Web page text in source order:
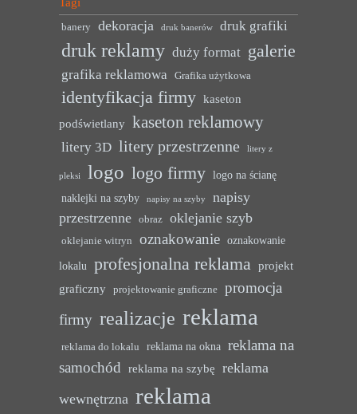
banery dekoracja druk banerów druk grafiki
druk reklamy duży format galerie
grafika reklamowa Grafika użytkowa
identyfikacja firmy kaseton
podświetlany kaseton reklamowy
litery 3D litery przestrzenne litery z
pleksi logo logo firmy logo na ścianę
naklejki na szyby
napisy na szyby
napisy
przestrzenne
obraz oklejanie szyb
oklejanie witryn oznakowanie oznakowanie
lokalu profesjonalna reklama projekt
graficzny
projektowanie graficzne
promocja
firmy realizacje reklama
reklama do lokalu reklama na okna reklama na
samochód reklama na szybę reklama
wewnętrzna reklama